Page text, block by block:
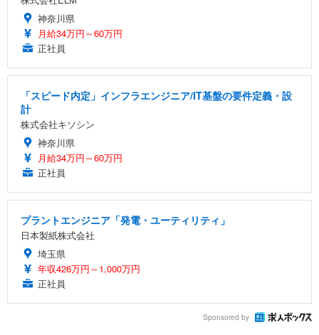
神奈川県
月給34万円～60万円
正社員
「スピード内定」インフラエンジニア/IT基盤の要件定義・設
計
株式会社キソシン
神奈川県
月給34万円～60万円
正社員
プラントエンジニア「発電・ユーティリティ」
日本製紙株式会社
埼玉県
年収426万円～1,000万円
正社員
Sponsored by